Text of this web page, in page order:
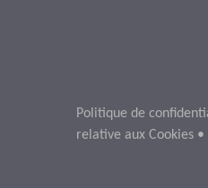
Politique de
relative aux Cookies •